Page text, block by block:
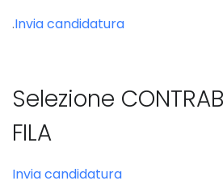
.Invia candidatura
Selezione
FILA
Invia candidatura